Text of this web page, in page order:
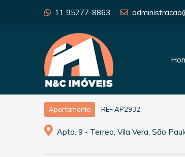
11 95277-8863
Apartamento REF AP2932
Apto. 9 - Terreo, Vila Vera, São